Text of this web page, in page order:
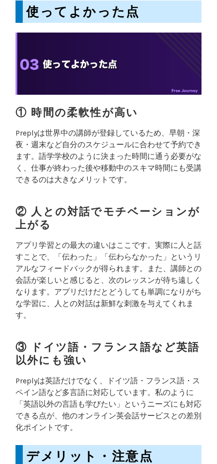
使ってよかった点
① 時間の柔軟性が高い
Preplyは世界中の講師が登録しているため、早朝・深
夜・週末など自分のスケジュールに合わせて予約でき
ます。語学学校のように決まった時間に通う必要がな
く、仕事が終わった後や移動中のスキマ時間にも受講
できるのは大きなメリットです。
② 人との対話でモチベーションが
上がる
アプリ学習との最大の違いはここです。実際に人と話
すことで、「伝わった」「伝わらなかった」というリ
アルなフィードバックが得られます。また、講師との
会話が楽しいと感じると、次のレッスンが待ち遠しく
なります。アプリだけだとどうしても単調になりがち
な学習に、人との対話は新鮮な刺激を与えてくれま
す。
③ ドイツ語・フランス語など英語
以外にも強い
Preplyは英語だけでなく、ドイツ語・フランス語・ス
ペイン語など多言語に対応しています。私のように
「英語以外の言語も学びたい」というニーズにも対応
できる点が、他のオンライン英会話サービスとの差別
化ポイントです。
デメリット・注意点